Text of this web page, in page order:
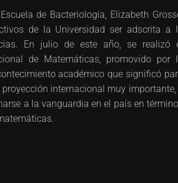
de Bacteriología, Elizabeth
de la Universidad ser adscrita a
En julio de este año, se realizó
de Matemáticas, promovido por
académico que significó
internacional muy importante,
a la vanguardia en el país en